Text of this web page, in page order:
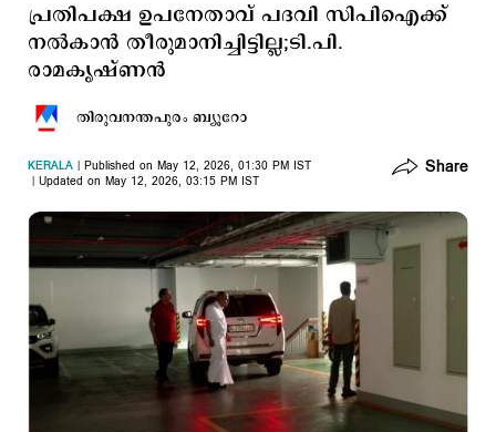
പ്രതിപക്ഷ ഉപനേതാവ് പദവി സിപിഐക്ക്
നൽകാൻ തീരുമാനിച്ചിട്ടില്ല;ടി.പി.
രാമകൃഷ്ണന്‍
തിരുവനന്തപുരം ബ്യൂറോ
KERALA
Published on May 12, 2026, 01:30 PM IST
Updated on May 12, 2026, 03:15 PM IST
Share